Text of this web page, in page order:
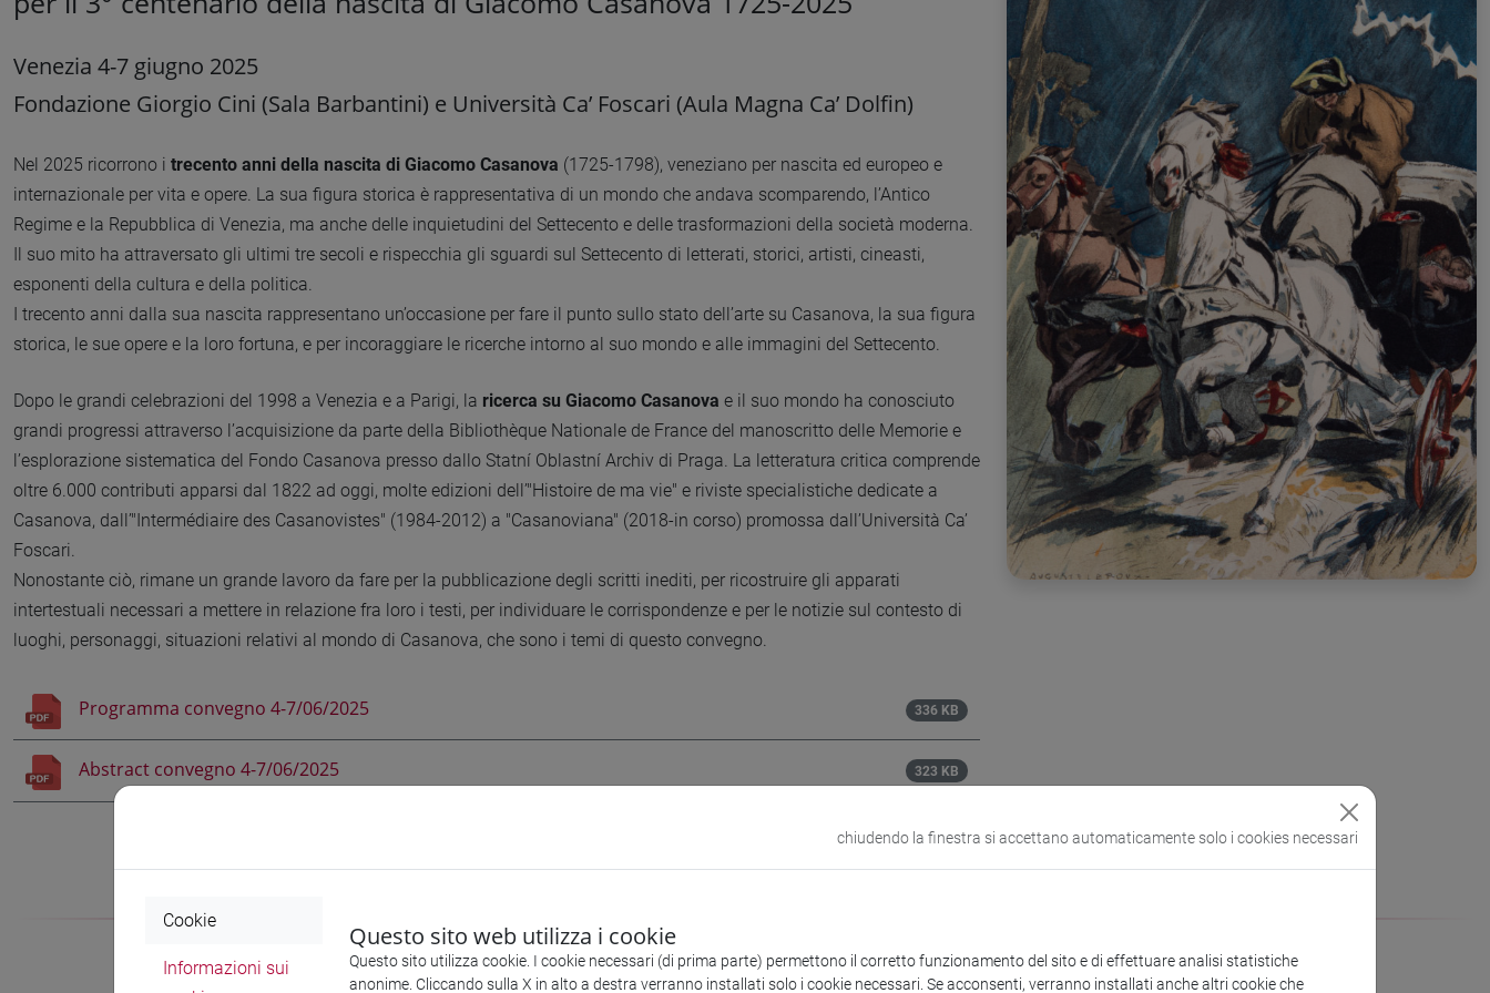
Venezia 4-7 giugno 2025
Fondazione Giorgio Cini (Sala Barbantini) e Università Ca’ Foscari (Aula Magna Ca’ Dolfin)
Nel 2025 ricorrono i trecento anni della nascita di Giacomo Casanova (1725-1798), veneziano per nascita ed europeo e
internazionale per vita e opere. La sua figura storica è rappresentativa di un mondo che andava scomparendo, l’Antico
Regime e la Repubblica di Venezia, ma anche delle inquietudini del Settecento e delle trasformazioni della società moderna.
Il suo mito ha attraversato gli ultimi tre secoli e rispecchia gli sguardi sul Settecento di letterati, storici, artisti, cineasti,
esponenti della cultura e della politica.
I trecento anni dalla sua nascita rappresentano un’occasione per fare il punto sullo stato dell’arte su Casanova, la sua figura
storica, le sue opere e la loro fortuna, e per incoraggiare le ricerche intorno al suo mondo e alle immagini del Settecento.
Dopo le grandi celebrazioni del 1998 a Venezia e a Parigi, la ricerca su Giacomo Casanova e il suo mondo ha conosciuto
grandi progressi attraverso l’acquisizione da parte della Bibliothèque Nationale de France del manoscritto delle Memorie e
l’esplorazione sistematica del Fondo Casanova presso dallo Statní Oblastní Archiv di Praga. La letteratura critica comprende
oltre 6.000 contributi apparsi dal 1822 ad oggi, molte edizioni dell’"Histoire de ma vie" e riviste specialistiche dedicate a
Casanova, dall’"Intermédiaire des Casanovistes" (1984-2012) a "Casanoviana" (2018-in corso) promossa dall’Università Ca’
Foscari.
Nonostante ciò, rimane un grande lavoro da fare per la pubblicazione degli scritti inediti, per ricostruire gli apparati
intertestuali necessari a mettere in relazione fra loro i testi, per individuare le corrispondenze e per le notizie sul contesto di
luoghi, personaggi, situazioni relativi al mondo di Casanova, che sono i temi di questo convegno.
Programma convegno 4-7/06/2025 336 KB
Abstract convegno 4-7/06/2025 323 KB
chiudendo la finestra si accettano automaticamente solo i cookies necessari
Cookie
Informazioni sui
Questo sito web utilizza i cookie
Questo sito utilizza cookie. I cookie necessari (di prima parte) permettono il corretto funzionamento del sito e di effettuare analisi statistiche
anonime. Cliccando sulla X in alto a destra verranno installati solo i cookie necessari. Se acconsenti, verranno installati anche altri cookie che